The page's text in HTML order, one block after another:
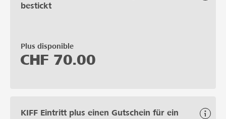
bestickt
Plus disponible
CHF 70.00
KIFF Eintritt plus einen Gutschein für ein